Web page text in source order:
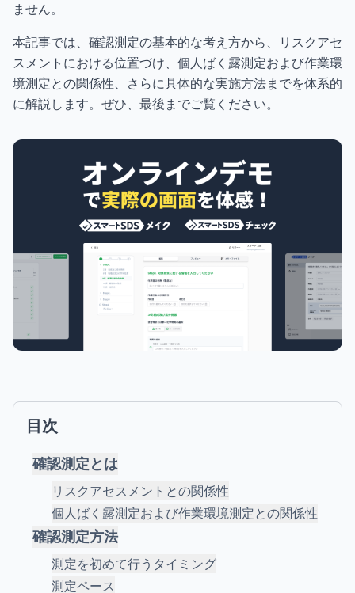
ません。
本記事では、確認測定の基本的な考え方から、リスクアセ
スメントにおける位置づけ、個人ばく露測定および作業環
境測定との関係性、さらに具体的な実施方法までを体系的
に解説します。ぜひ、最後までご覧ください。
目次
確認測定とは
リスクアセスメントとの関係性
個人ばく露測定および作業環境測定との関係性
確認測定方法
測定を初めて行うタイミング
測定ペース